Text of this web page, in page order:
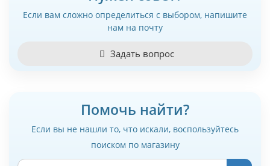
Если вам сложно определиться с выбором, напишите
нам на почту
Задать вопрос
Помочь найти?
Если вы не нашли то, что искали, воспользуйтесь
поиском по магазину